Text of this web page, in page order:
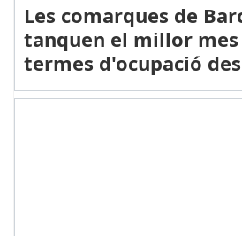
Les comarques de
tanquen el millor
termes d'ocupació